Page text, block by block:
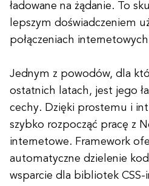
ładowane na żądanie. To
lepszym doświadczeniem
połączeniach
Jednym z powodów, dla
ostatnich latach, jest jego
cechy. Dzięki prostemu i
szybko rozpocząć pracę z
internetowe. Framework
automatyczne dzielenie
wsparcie dla bibliotek